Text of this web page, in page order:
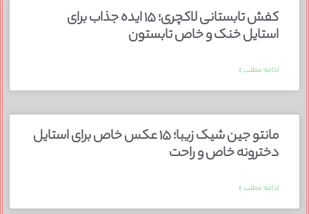
کفش تابستانی لاکچری؛ ۱۵ ایده‌ جذاب برای
استایل خنک و خاص تابستون
ادامه مطلب »
مانتو جین شیک زیبا؛ ۱۵ عکس خاص برای استایل
دخترونه خاص و راحت
ادامه مطلب »